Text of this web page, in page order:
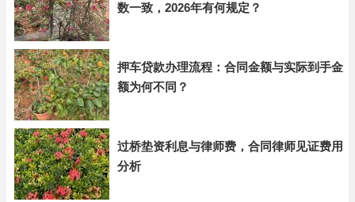
数一致，2026年有何规定？
押车贷款办理流程：合同金额与实际到手金
额为何不同？
过桥垫资利息与律师费，合同律师见证费用
分析